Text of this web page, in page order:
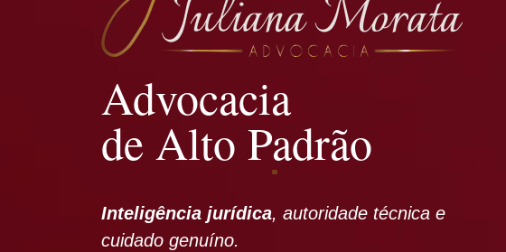
Advocacia
de Alto Padrão
Inteligência jurídica, autoridade técnica e
cuidado genuíno.